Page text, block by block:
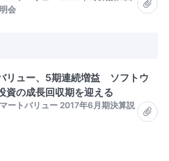
会
リュー、5期連続増益 ソフトウ
資の成長回収期を迎える
ートバリュー 2017年6月期決算説